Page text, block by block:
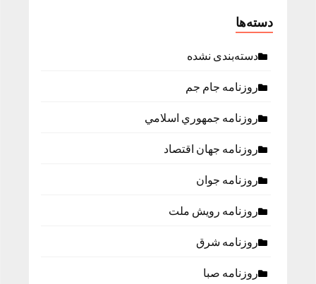
دسته‌ها
دسته‌بندی نشده
روزنامه جام جم
روزنامه جمهوري اسلامي
روزنامه جهان اقتصاد
روزنامه جوان
روزنامه رویش ملت
روزنامه شرق
روزنامه صبا